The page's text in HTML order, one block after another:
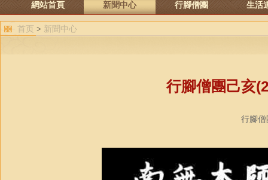
網站首頁 新聞中心 行腳僧團 生活
首页 > 新聞中心
行腳僧團己亥
行腳僧